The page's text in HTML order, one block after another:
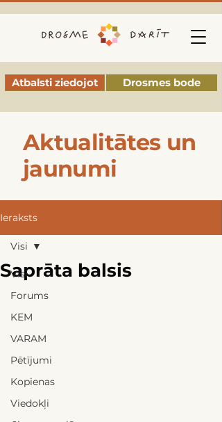
Atbalsti ziedojot Drosmes bode
Aktualitātes un
jaunumi
Ieraksts
Visi
Forums
KEM
VARAM
Pētījumi
Kopienas
Viedokļi
Visi
Saprāta balsis